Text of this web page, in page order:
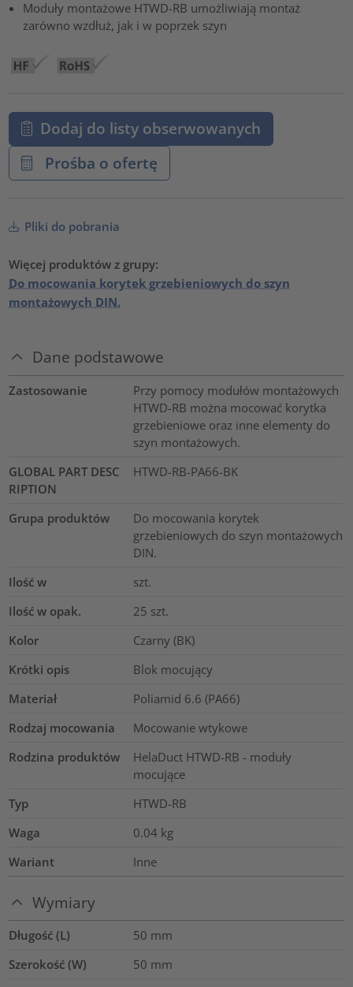
Moduły montażowe HTWD-RB umożliwiają montaż
zarówno wzdłuż, jak i w poprzek szyn
Dodaj do listy obserwowanych
Prośba o ofertę
Pliki do pobrania
Więcej produktów z grupy:
Do mocowania korytek grzebieniowych do szyn
montażowych DIN.
Dane podstawowe
Zastosowanie
Przy pomocy modułów montażowych
HTWD-RB można mocować korytka
grzebieniowe oraz inne elementy do
szyn montażowych.
GLOBAL PART DESC
RIPTION
HTWD-RB-PA66-BK
Grupa produktów
Do mocowania korytek
grzebieniowych do szyn montażowych
DIN.
Ilość w
szt.
Ilość w opak.
25 szt.
Kolor
Czarny (BK)
Krótki opis
Blok mocujący
Materiał
Poliamid 6.6 (PA66)
Rodzaj mocowania
Mocowanie wtykowe
Rodzina produktów
HelaDuct HTWD-RB - moduły
mocujące
Typ
HTWD-RB
Waga
0.04 kg
Wariant
Inne
Wymiary
Długość (L) 50 mm
Szerokość (W)
50 mm